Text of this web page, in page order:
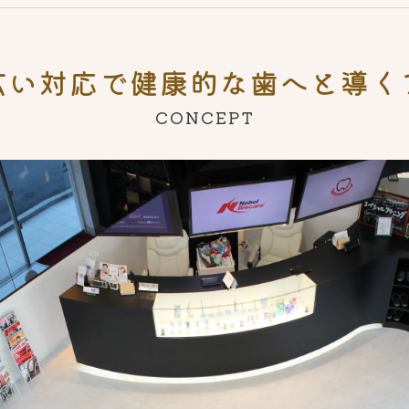
対応で健康的な歯へと導
CONCEPT